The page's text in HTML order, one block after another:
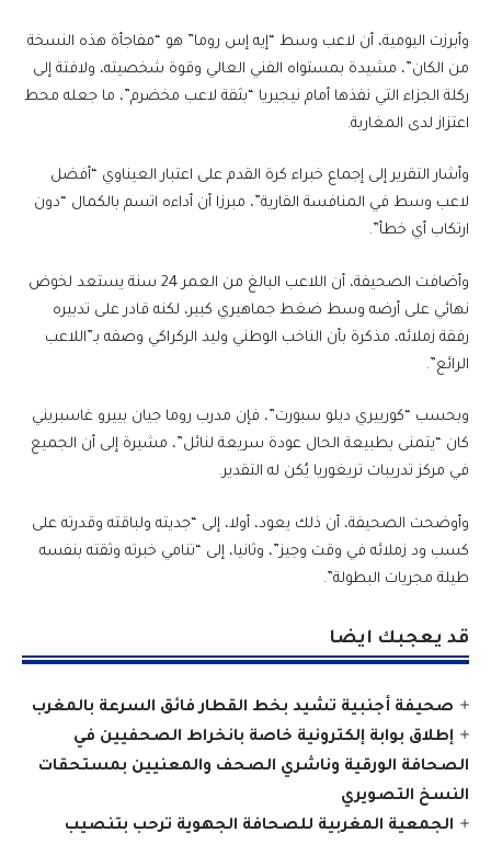
وأبرزت اليومية، أن لاعب وسط “إيه إس روما” هو “مفاجأة هذه النسخة
من الكان”، مشيدة بمستواه الفني العالي وقوة شخصيته، ولافتة إلى
ركلة الجزاء التي نفذها أمام نيجيريا “بثقة لاعب مخضرم”، ما جعله محط
اعتزاز لدى المغاربة.
وأشار التقرير إلى إجماع خبراء كرة القدم على اعتبار العيناوي “أفضل
لاعب وسط في المنافسة القارية”، مبرزا أن أداءه اتسم بالكمال “دون
ارتكاب أي خطأ”.
وأضافت الصحيفة، أن اللاعب البالغ من العمر 24 سنة يستعد لخوض
نهائي على أرضه وسط ضغط جماهيري كبير، لكنه قادر على تدبيره
رفقة زملائه، مذكرة بأن الناخب الوطني وليد الركراكي وصفه بـ”اللاعب
الرائع”.
وبحسب “كورييري ديلو سبورت”، فإن مدرب روما جيان بييرو غاسبريني
كان “يتمنى بطبيعة الحال عودة سريعة لنائل”، مشيرة إلى أن الجميع
في مركز تدريبات تريغوريا يُكن له التقدير.
وأوضحت الصحيفة، أن ذلك يعود، أولا، إلى “جديته ولباقته وقدرته على
كسب ود زملائه في وقت وجيز”، وثانيا، إلى “تنامي خبرته وثقته بنفسه
طيلة مجريات البطولة”.
قد يعجبك ايضا
صحيفة أجنبية تشيد بخط القطار فائق السرعة بالمغرب
إطلاق بوابة إلكترونية خاصة بانخراط الصحفيين في
الصحافة الورقية وناشري الصحف والمعنيين بمستحقات
النسخ التصويري
الجمعية المغربية للصحافة الجهوية ترحب بتنصيب